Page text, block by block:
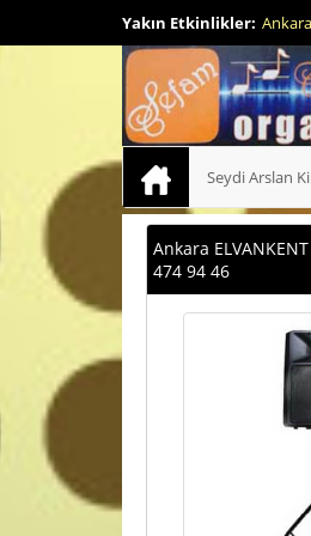
Yakın Etkinlikler:
Seydi Arslan
Ankara
474 94 46